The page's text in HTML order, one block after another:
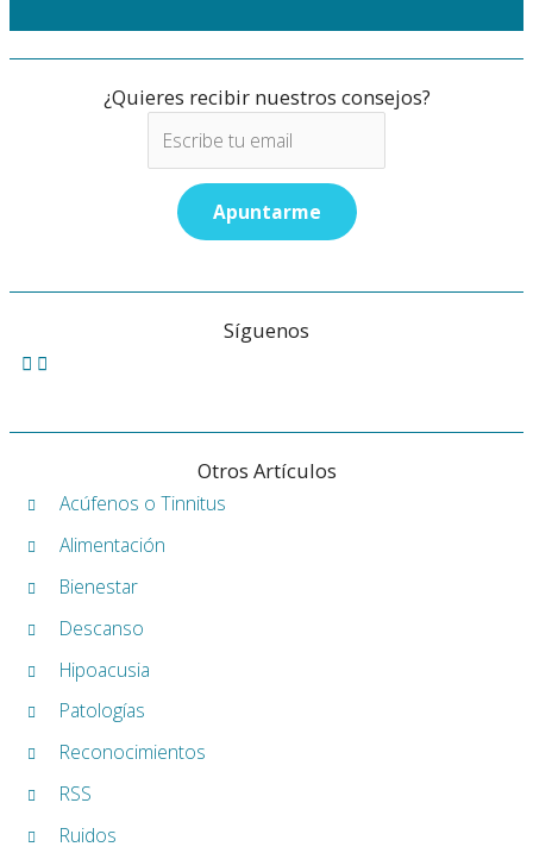
¿Quieres recibir nuestros consejos?
Síguenos
Otros Artículos
Acúfenos o Tinnitus
Alimentación
Bienestar
Descanso
Hipoacusia
Patologías
Reconocimientos
RSS
Ruidos